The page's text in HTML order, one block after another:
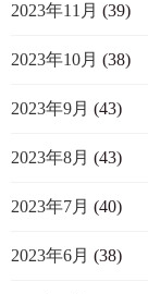
2023年11月 (39)
2023年10月 (38)
2023年9月 (43)
2023年8月 (43)
2023年7月 (40)
2023年6月 (38)